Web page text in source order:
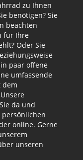
zu Ihnen
benötigen? Sie
beachten
für Ihre
Oder Sie
paar offene
umfassende
dem
da und
online. Gerne
unseren